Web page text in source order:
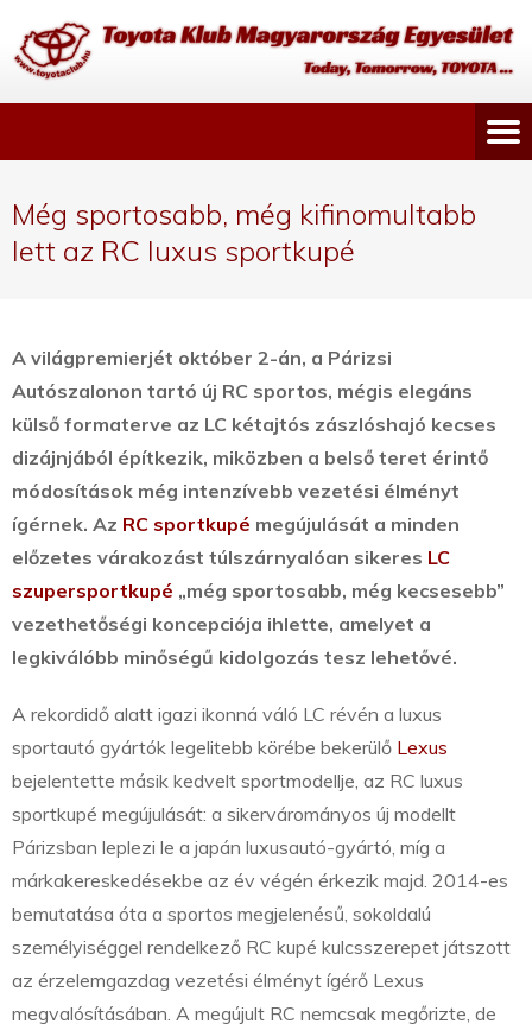
Még sportosabb, még kifinomultabb
lett az RC luxus sportkupé
A világpremierjét október 2-án, a Párizsi
Autószalonon tartó új RC sportos, mégis elegáns
külső formaterve az LC kétajtós zászlóshajó kecses
dizájnjából építkezik, miközben a belső teret érintő
módosítások még intenzívebb vezetési élményt
ígérnek. Az RC sportkupé megújulását a minden
előzetes várakozást túlszárnyalóan sikeres LC
szupersportkupé „még sportosabb, még kecsesebb”
vezethetőségi koncepciója ihlette, amelyet a
legkiválóbb minőségű kidolgozás tesz lehetővé.
A rekordidő alatt igazi ikonná váló LC révén a luxus
sportautó gyártók legelitebb körébe bekerülő Lexus
bejelentette másik kedvelt sportmodellje, az RC luxus
sportkupé megújulását: a sikervárományos új modellt
Párizsban leplezi le a japán luxusautó-gyártó, míg a
márkakereskedésekbe az év végén érkezik majd. 2014-es
bemutatása óta a sportos megjelenésű, sokoldalú
személyiséggel rendelkező RC kupé kulcsszerepet játszott
az érzelemgazdag vezetési élményt ígérő Lexus
megvalósításában. A megújult RC nemcsak megőrizte, de